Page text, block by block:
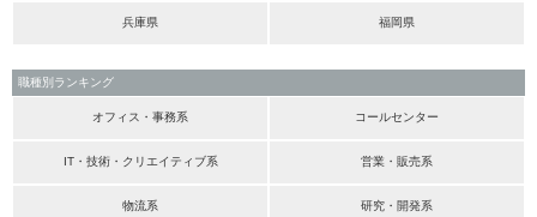
兵庫県 福岡県
職種別ランキング
オフィス・事務系 コールセンター
IT・技術・クリエイティブ系 営業・販売系
物流系 研究・開発系